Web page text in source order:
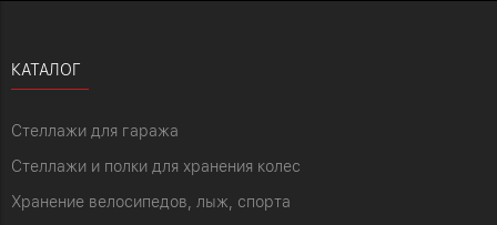
КАТАЛОГ
Стеллажи для гаража
Стеллажи и полки для хранения колес
Хранение велосипедов, лыж, спорта